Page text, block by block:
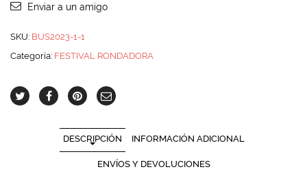
Enviar a un amigo
SKU: BUS2023-1-1
Categoría: FESTIVAL RONDADORA
DESCRIPCIÓN INFORMACIÓN ADICIONAL
ENVÍOS Y DEVOLUCIONES